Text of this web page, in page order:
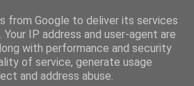
from Google to deliver its services
IP address and user-agent are
with performance and security
of service, generate usage
and address abuse.